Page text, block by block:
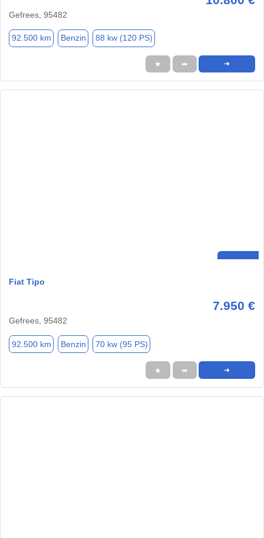
Gefrees, 95482
92.500 km Benzin 88 kw (120 PS)
★ ➦ ➜
Fiat Tipo
7.950 €
Gefrees, 95482
92.500 km Benzin 70 kw (95 PS)
★ ➦ ➜